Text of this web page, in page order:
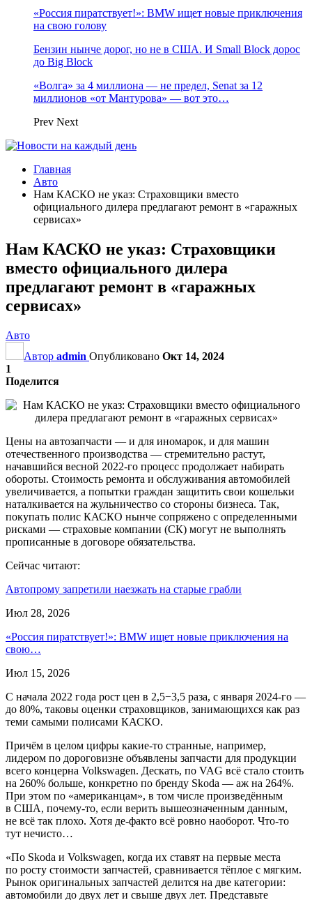
«Россия пиратствует!»: BMW ищет новые приключения
на свою голову
Бензин нынче дорог, но не в США. И Small Block дорос
до Big Block
«Волга» за 4 миллиона — не предел, Senat за 12
миллионов «от Мантурова» — вот это…
Prev Next
Главная
Авто
Нам КАСКО не указ: Страховщики вместо
официального дилера предлагают ремонт в «гаражных
сервисах»
Нам КАСКО не указ: Страховщики
вместо официального дилера
предлагают ремонт в «гаражных
сервисах»
Авто
Автор admin Опубликовано Окт 14, 2024
1
Поделится
Цены на автозапчасти — и для иномарок, и для машин
отечественного производства — стремительно растут,
начавшийся весной 2022-го процесс продолжает набирать
обороты. Стоимость ремонта и обслуживания автомобилей
увеличивается, а попытки граждан защитить свои кошельки
наталкивается на жульничество со стороны бизнеса. Так,
покупать полис КАСКО нынче сопряжено с определенными
рисками — страховые компании (СК) могут не выполнять
прописанные в договоре обязательства.
Сейчас читают:
Автопрому запретили наезжать на старые грабли
Июл 28, 2026
«Россия пиратствует!»: BMW ищет новые приключения на
свою…
Июл 15, 2026
С начала 2022 года рост цен в 2,5−3,5 раза, с января 2024-го —
до 80%, таковы оценки страховщиков, занимающихся как раз
теми самыми полисами КАСКО.
Причём в целом цифры какие-то странные, например,
лидером по дороговизне объявлены запчасти для продукции
всего концерна Volkswagen. Дескать, по VAG всё стало стоить
на 260% больше, конкретно по бренду Skoda — аж на 264%.
При этом по «американцам», в том числе произведённым
в США, почему-то, если верить вышеозначенным данным,
не всё так плохо. Хотя де-факто всё ровно наоборот. Что-то
тут нечисто…
«По Skoda и Volkswagen, когда их ставят на первые места
по росту стоимости запчастей, сравнивается тёплое с мягким.
Рынок оригинальных запчастей делится на две категории:
автомобили до двух лет и свыше двух лет. Представьте